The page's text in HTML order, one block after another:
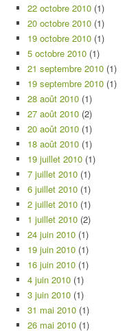
22 octobre 2010 (1)
20 octobre 2010 (1)
19 octobre 2010 (1)
5 octobre 2010 (1)
21 septembre 2010 (1)
19 septembre 2010 (1)
28 août 2010 (1)
27 août 2010 (2)
20 août 2010 (1)
18 août 2010 (1)
19 juillet 2010 (1)
7 juillet 2010 (1)
6 juillet 2010 (1)
2 juillet 2010 (1)
1 juillet 2010 (2)
24 juin 2010 (1)
19 juin 2010 (1)
16 juin 2010 (1)
4 juin 2010 (1)
3 juin 2010 (1)
31 mai 2010 (1)
26 mai 2010 (1)